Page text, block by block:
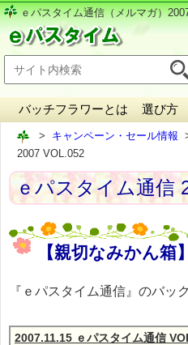
ｅパスタイム通信（メルマガ）
バッチフラワーとは 選び方
キャンペーン・セール情報
2007 VOL.052
ｅパスタイム通信
【親切なみかん箱】
『ｅパスタイム通信』のバッ
2007.11.15 ｅパスタイム通信